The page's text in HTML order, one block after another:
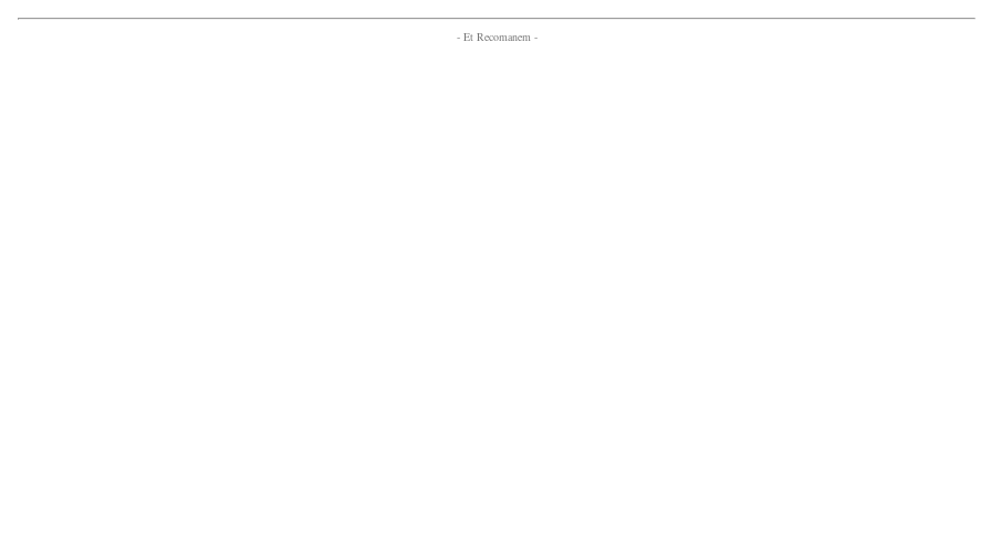
- Et Recomanem -